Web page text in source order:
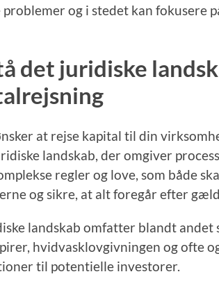
og i stedet kan fokusere
det juridiske
at rejse kapital til din
landskab, der omgiver
regler og love, som både
og sikre, at alt foregår efter
landskab omfatter blandt andet
hvidvasklovgivningen og ofte
til potentielle investorer.